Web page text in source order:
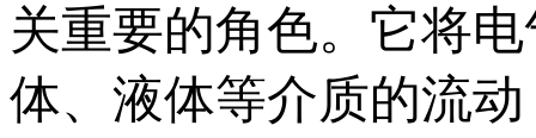
关重要的角色。它将
体、液体等介质的流